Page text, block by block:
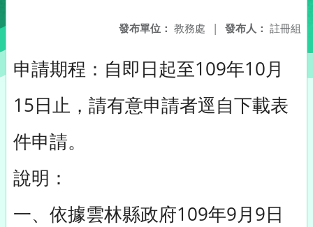
發布人： 註冊組
發布單位： 教務處 |
申請期程：自即日起至109年10月
15日止，請有意申請者逕自下載表
件申請。
說明：
一、依據雲林縣政府109年9月9日